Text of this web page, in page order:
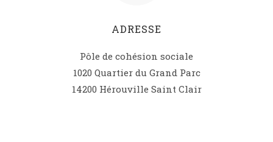
ADRESSE
Pôle de cohésion sociale
1020 Quartier du Grand Parc
14200 Hérouville Saint Clair